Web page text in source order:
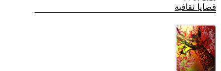
قضايا ثقافية